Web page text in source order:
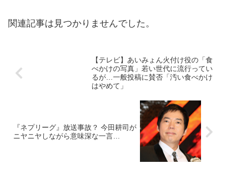
関連記事は見つかりませんでした。
【テレビ】あいみょん火付け役の「食
べかけの写真」若い世代に流行ってい
るが…一般投稿に賛否「汚い食べかけ
はやめて」
『ネプリーグ』放送事故？ 今田耕司が
ニヤニヤしながら意味深な一言…